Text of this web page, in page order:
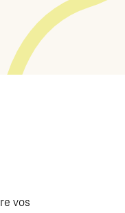
vos